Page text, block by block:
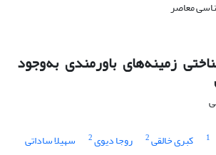
زمینه‌های باورمندی به‌وجود
1 کبری خالقی2 روجا دیوی2 سهیلا ساداتی